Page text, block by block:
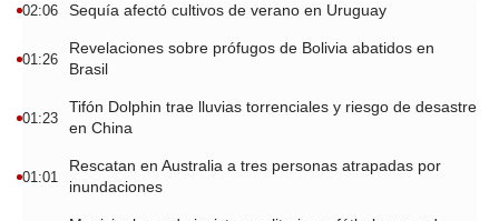
02:06 Sequía afectó cultivos de verano en Uruguay
01:26
Revelaciones sobre prófugos de Bolivia abatidos en
Brasil
01:23
Tifón Dolphin trae lluvias torrenciales y riesgo de desastre
en China
01:01
Rescatan en Australia a tres personas atrapadas por
inundaciones